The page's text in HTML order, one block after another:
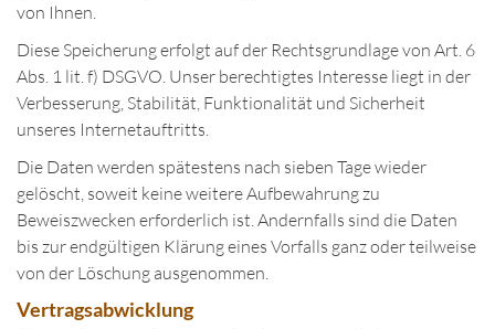
von Ihnen.
Diese Speicherung erfolgt auf der Rechtsgrundlage von Art. 6
Abs. 1 lit. f) DSGVO. Unser berechtigtes Interesse liegt in der
Verbesserung, Stabilität, Funktionalität und Sicherheit
unseres Internetauftritts.
Die Daten werden spätestens nach sieben Tage wieder
gelöscht, soweit keine weitere Aufbewahrung zu
Beweiszwecken erforderlich ist. Andernfalls sind die Daten
bis zur endgültigen Klärung eines Vorfalls ganz oder teilweise
von der Löschung ausgenommen.
Vertragsabwicklung